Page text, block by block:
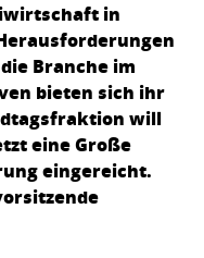
in
Branche im
bieten sich ihr
will
eine Große
eingereicht.